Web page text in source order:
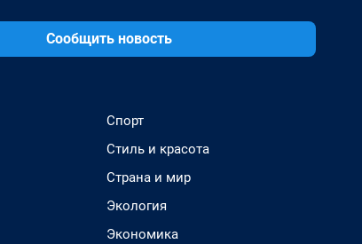
Сообщить новость
Спорт
Стиль и красота
Страна и мир
Экология
Экономика